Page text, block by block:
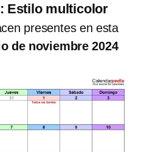
Estilo multicolor
presentes en esta
de noviembre 2024